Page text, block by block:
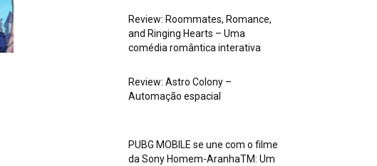
Review: Roommates, Romance,
and Ringing Hearts – Uma
comédia romântica interativa
Review: Astro Colony –
Automação espacial
PUBG MOBILE se une com o filme
da Sony Homem-AranhaTM: Um